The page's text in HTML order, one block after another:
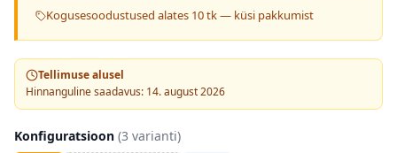
Kogusesoodustused alates 10 tk — küsi pakkumist
Tellimuse alusel
Hinnanguline saadavus: 14. august 2026
Konfiguratsioon (3 varianti)